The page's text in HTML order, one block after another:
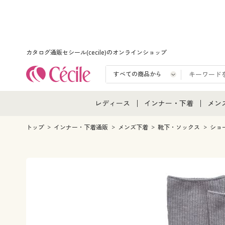
カタログ通販セシール(cecile)のオンラインショップ
レディース
レディース通販すべて
インナー・下着
インナー・下着通販すべ
メンズ下着
ジュニア・ティーンズ下
メン
メ
メ
トップ インナー・下着通販 メンズ下着 靴下・ソックス ショ